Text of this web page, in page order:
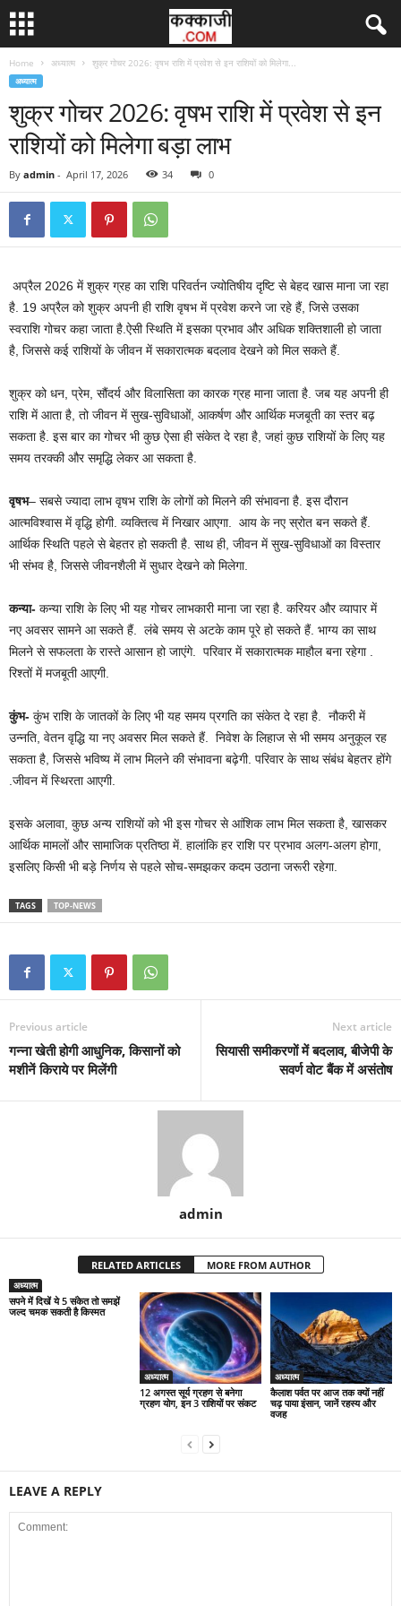
Home अध्यात्म शुक्र गोचर 2026: वृषभ राशि में प्रवेश से इन राशियों को मिलेगा...
अध्यात्म
शुक्र गोचर 2026: वृषभ राशि में प्रवेश से इन
राशियों को मिलेगा बड़ा लाभ
By admin - April 17, 2026 34 0
अप्रैल 2026 में शुक्र ग्रह का राशि परिवर्तन ज्योतिषीय दृष्टि से बेहद खास माना जा रहा
है. 19 अप्रैल को शुक्र अपनी ही राशि वृषभ में प्रवेश करने जा रहे हैं, जिसे उसका
स्वराशि गोचर कहा जाता है.ऐसी स्थिति में इसका प्रभाव और अधिक शक्तिशाली हो जाता
है, जिससे कई राशियों के जीवन में सकारात्मक बदलाव देखने को मिल सकते हैं.
शुक्र को धन, प्रेम, सौंदर्य और विलासिता का कारक ग्रह माना जाता है. जब यह अपनी ही
राशि में आता है, तो जीवन में सुख-सुविधाओं, आकर्षण और आर्थिक मजबूती का स्तर बढ़
सकता है. इस बार का गोचर भी कुछ ऐसा ही संकेत दे रहा है, जहां कुछ राशियों के लिए यह
समय तरक्की और समृद्धि लेकर आ सकता है.
वृषभ– सबसे ज्यादा लाभ वृषभ राशि के लोगों को मिलने की संभावना है. इस दौरान
आत्मविश्वास में वृद्धि होगी. व्यक्तित्व में निखार आएगा. आय के नए स्रोत बन सकते हैं.
आर्थिक स्थिति पहले से बेहतर हो सकती है. साथ ही, जीवन में सुख-सुविधाओं का विस्तार
भी संभव है, जिससे जीवनशैली में सुधार देखने को मिलेगा.
कन्या- कन्या राशि के लिए भी यह गोचर लाभकारी माना जा रहा है. करियर और व्यापार में
नए अवसर सामने आ सकते हैं. लंबे समय से अटके काम पूरे हो सकते हैं. भाग्य का साथ
मिलने से सफलता के रास्ते आसान हो जाएंगे. परिवार में सकारात्मक माहौल बना रहेगा .
रिश्तों में मजबूती आएगी.
कुंभ- कुंभ राशि के जातकों के लिए भी यह समय प्रगति का संकेत दे रहा है. नौकरी में
उन्नति, वेतन वृद्धि या नए अवसर मिल सकते हैं. निवेश के लिहाज से भी समय अनुकूल रह
सकता है, जिससे भविष्य में लाभ मिलने की संभावना बढ़ेगी. परिवार के साथ संबंध बेहतर होंगे
.जीवन में स्थिरता आएगी.
इसके अलावा, कुछ अन्य राशियों को भी इस गोचर से आंशिक लाभ मिल सकता है, खासकर
आर्थिक मामलों और सामाजिक प्रतिष्ठा में. हालांकि हर राशि पर प्रभाव अलग-अलग होगा,
इसलिए किसी भी बड़े निर्णय से पहले सोच-समझकर कदम उठाना जरूरी रहेगा.
TAGS TOP-NEWS
Previous article
गन्ना खेती होगी आधुनिक, किसानों को
मशीनें किराये पर मिलेंगी
Next article
सियासी समीकरणों में बदलाव, बीजेपी के
सवर्ण वोट बैंक में असंतोष
admin
RELATED ARTICLES MORE FROM AUTHOR
अध्यात्म
सपने में दिखें ये 5 संकेत तो समझें
जल्द चमक सकती है किस्मत
अध्यात्म
12 अगस्त सूर्य ग्रहण से बनेगा
ग्रहण योग, इन 3 राशियों पर संकट
अध्यात्म
कैलाश पर्वत पर आज तक क्यों नहीं
चढ़ पाया इंसान, जानें रहस्य और
वजह
LEAVE A REPLY